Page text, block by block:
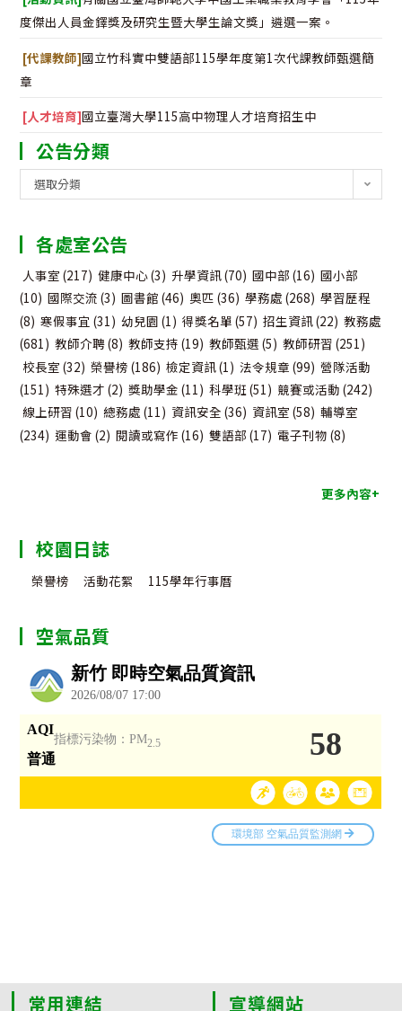
度傑出人員金鐸獎及研究生暨大學生論文獎」遴選一案。
[代課教師]國立竹科實中雙語部115學年度第1次代課教師甄選簡
章
[人才培育]國立臺灣大學115高中物理人才培育招生中
公告分類
告
類
選取分類
各處室公告
人事室 (217) 健康中心(3) 升學資訊(70) 國中部 (16) 國小部
(10) 國際交流 (3) 圖書館 (46) 奧匹 (36) 學務處 (268) 學習歷程
(8) 寒假事宜 (31) 幼兒園 (1) 得獎名單 (57) 招生資訊(22) 教務處
(681) 教師介聘(8) 教師支持 (19) 教師甄選 (5) 教師研習 (251)
校長室 (32) 榮譽榜 (186) 檢定資訊(1) 法令規章 (99) 營隊活動
(151) 特殊選才 (2) 獎助學金 (11) 科學班(51) 競賽或活動 (242)
線上研習 (10) 總務處 (11) 資訊安全 (36) 資訊室 (58) 輔導室
(234) 運動會 (2) 閱讀或寫作 (16) 雙語部 (17) 電子刊物 (8)
更多內容+
校園日誌
榮譽榜 活動花絮 115學年行事曆
空氣品質
常用連結 宣導網站